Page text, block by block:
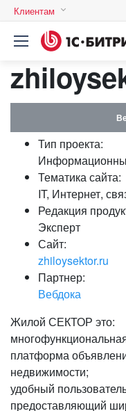
Клиентам
Тип проекта:
Тематика сайта:
IT, Интернет,
Редакция
Эксперт
Сайт:
zhiloysektor.ru
Партнер:
Вебдока
Жилой СЕКТОР это:
платформа
недвижимости;
удобный
предоставляющий